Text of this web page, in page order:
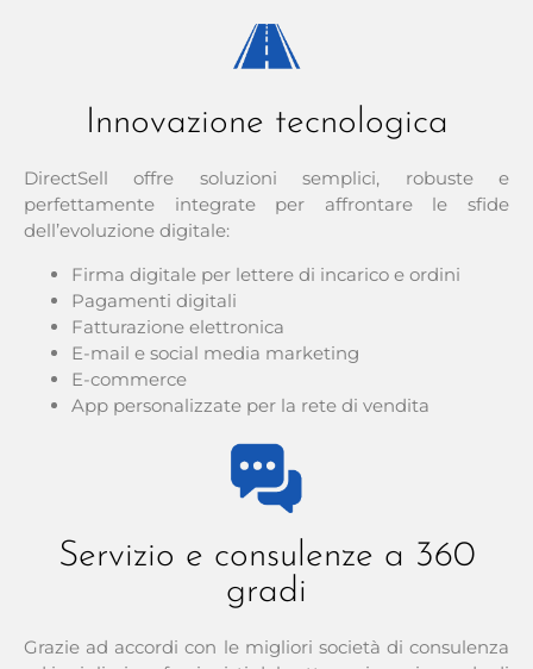
Innovazione tecnologica
DirectSell offre soluzioni semplici, robuste e
perfettamente integrate per affrontare le sfide
dell’evoluzione digitale:
Firma digitale per lettere di incarico e ordini
Pagamenti digitali
Fatturazione elettronica
E-mail e social media marketing
E-commerce
App personalizzate per la rete di vendita
Servizio e consulenze a 360
gradi
Grazie ad accordi con le migliori società di consulenza